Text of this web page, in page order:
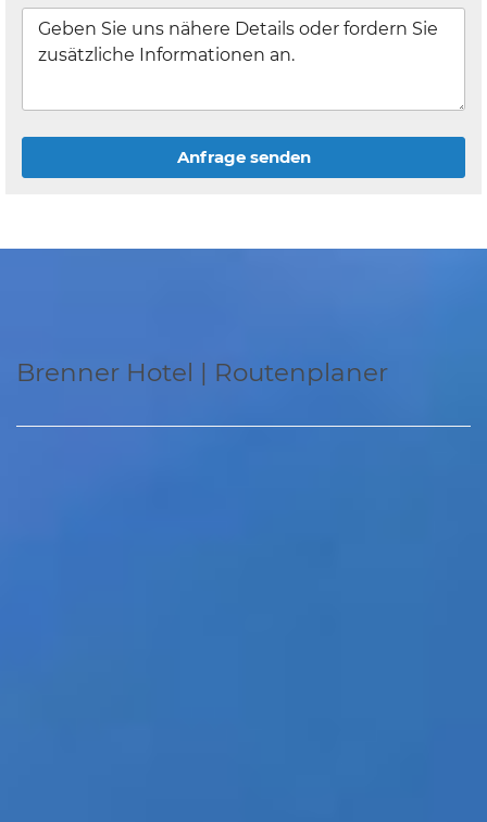
Anfrage senden
Brenner Hotel | Routenplaner